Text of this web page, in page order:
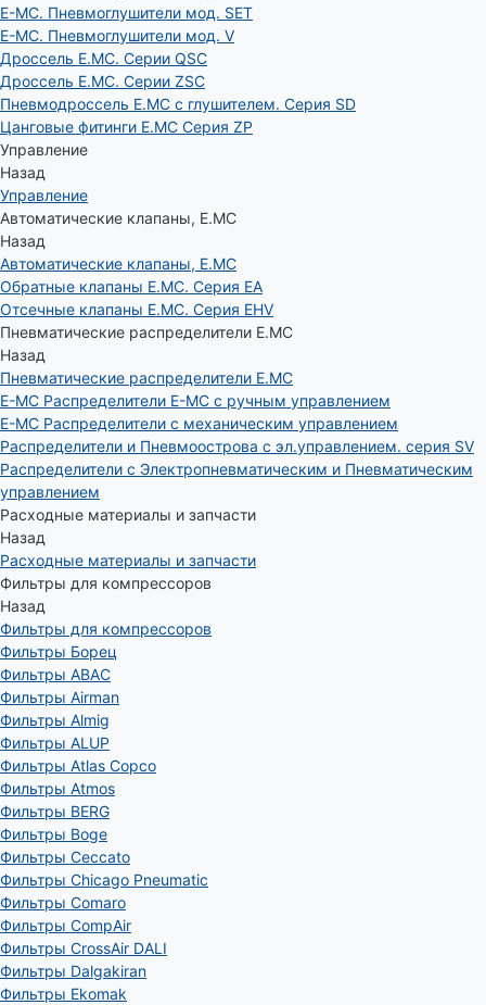
E-MC. Пневмоглушители мод. SET
E-MC. Пневмоглушители мод. V
Дроссель E.MC. Серии QSC
Дроссель E.MC. Серии ZSC
Пневмодроссель E.MC с глушителем. Серия SD
Цанговые фитинги E.MC Серия ZP
Управление
Назад
Управление
Автоматические клапаны, Е.МС
Назад
Автоматические клапаны, Е.МС
Обратные клапаны E.MC. Серия EA
Отсечные клапаны E.MC. Серия EHV
Пневматические распределители E.MC
Назад
Пневматические распределители E.MC
E-MC Распределители E-MC с ручным управлением
E-MC Распределители с механическим управлением
Распределители и Пневмоострова с эл.управлением. серия SV
Распределители с Электропневматическим и Пневматическим
управлением
Расходные материалы и запчасти
Назад
Расходные материалы и запчасти
Фильтры для компрессоров
Назад
Фильтры для компрессоров
Фильтры Борец
Фильтры ABAC
Фильтры Airman
Фильтры Almig
Фильтры ALUP
Фильтры Atlas Copco
Фильтры Atmos
Фильтры BERG
Фильтры Boge
Фильтры Ceccato
Фильтры Chicago Pneumatic
Фильтры Comaro
Фильтры CompAir
Фильтры CrossAir DALI
Фильтры Dalgakiran
Фильтры Ekomak